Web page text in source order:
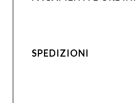
SPEDIZIONI